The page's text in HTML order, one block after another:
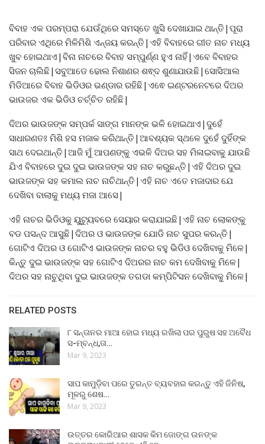
ବିବାହ ଏକ ପରମ୍ପରା ଯେଉଁଥିରେ ସମସ୍ତେ ଖୁସି ଦେଖାଯାଇ ଥାନ୍ତି|ପୂରା
ପରିବାର ଏଥିରେ ମିଳିମିଶି ଏନ୍ଜୟ କରନ୍ତି|ଏହି ବିବାହରେ ଗୀତ ନାଚ ମଧ୍ୟ
ଖୁବ ହୋଇଥାଏ|ବିନା ନାଚରେ ବିବାହ ସମ୍ପୁର୍ଣ୍ଣ ହୁଏ ନାହିଁ|ଏବେ ବିବାହର
ସିଜନ ଚାଲିଛି|ସବୁଆଡେ ଢୋଲ ନିଶାଣର ଶଵ୍ଦ ଶୁଣାଯାଉଛି|ସୋସିଆଲ
ମିଡିଆରେ ବିବାହ ଭିଡିଓର ଭଣ୍ଡାର ରହିଛି|ଏଵେ ଇଣ୍ଟରନେଟରେ ଦିଅର
ଭାଉଜର ଏକ ଭିଡିଓ ଚର୍ଚ୍ଚିତ ରହିଛି|
ଦିଅର ଭାଉଜଙ୍କ ସମ୍ପର୍କ ସାଙ୍ଗ ମାନଙ୍କ ଭଳି ହୋଇଥାଏ|ଦୁହେଁ
ସାଧାରଣତଃ ମିଶି ହସ ମଜାକ କରିଥାନ୍ତି|ଆବଶ୍ୟକ ସ୍ଥଳେ ଦୁହେଁ ଦୁହିଁଙ୍କ
ସାଥ ଦେଇଥାନ୍ତି|ଆଜି ମୁଁ ଆପଣଙ୍କୁ ଏଭଳି ଦିଅର ସହ ମିଳାଇବାକୁ ଯାଉଛି
ଯିଏ ବିବାହରେ ଦୁଇ ଦୁଇ ଭାଉଜଙ୍କ ସହ ନାଚ‌ କରୁଛନ୍ତି|ଏହି ଦିଅର ଦୁଇ
ଭାଉଜଙ୍କ ସହ କମାଲ ନାଚ ନାଚିଥାନ୍ତି|ଏହି ନାଚ ଏତେ ମଜାଦାର ଯେ
ଦେଖିବା ବାଲାକୁ ମଧ୍ୟ ମଜା ଆସେ|
ଏହି ନାଚର ଭିଡିଓକୁ ୟୁଟ୍ୟୁବରେ ସେୟାର କରାଯାଇଛି|ଏହି ନାଚ ଲୋକଙ୍କୁ
ବଡ ପସନ୍ଦ ଆସୁଛି|ଦିଅର ଓ ଭାଉଜଙ୍କ ଯୋଡି ନାଚ ସୁପର କରନ୍ତି|
ଗୋଟିଏ ଦିଅର ଓ ଗୋଟିଏ ଭାଉଜଙ୍କ ନାଚର ବହୁ ଭିଡିଓ ଦେଖିବାକୁ ମିଳେ|
କିନ୍ତୁ ଦୁଇ ଭାଉଜଙ୍କ ସହ ଗୋଟିଏ ଦିଅରର ନାଚ କମ ଦେଖିବାକୁ ମିଳେ|
ଦିଅର ସହ ନାଚୁଥିବା ଦୁଇ ଭାଉଜଙ୍କ ତଗଡା କମ୍ପିଟିସନ ଦେଖିବାକୁ ମିଳେ|
RELATED POSTS
୮ ସନ୍ତାନର ମାଆ ହୋଇ ମଧ୍ୟ ରଖିଲା ପର ପୁରୁଷ ସହ ଅବୈଧ
ସ-ମ୍ବନ୍ଧ,ତା…
Mar 9, 2023
ସାପ କାମୁଡ଼ିବା ପରେ ତୁରନ୍ତ ବ୍ୟବହାର କରନ୍ତୁ ଏହି ଜିନିଷ,
ମୂଳରୁ ଶେଷ…
Mar 9, 2023
ଉତ୍ତର କୋରିଆର ଶାସକ କିମ ଜୋଙ୍ଗ ଉନଙ୍କ